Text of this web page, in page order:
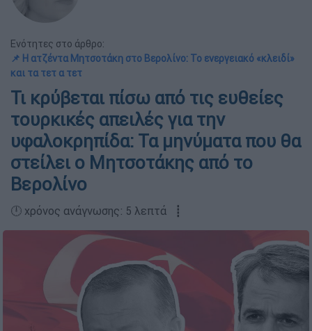
Ενότητες στο άρθρο:
📌 Η ατζέντα Μητσοτάκη στο Βερολίνο: Το ενεργειακό «κλειδί»
και τα τετ α τετ
Τι κρύβεται πίσω από τις ευθείες
τουρκικές απειλές για την
υφαλοκρηπίδα: Τα μηνύματα που θα
στείλει ο Μητσοτάκης από το
Βερολίνο
🕛 χρόνος ανάγνωσης: 5 λεπτά ┋